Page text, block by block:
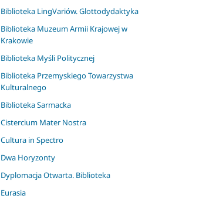
Biblioteka LingVariów. Glottodydaktyka
Biblioteka Muzeum Armii Krajowej w
Krakowie
Biblioteka Myśli Politycznej
Biblioteka Przemyskiego Towarzystwa
Kulturalnego
Biblioteka Sarmacka
Cistercium Mater Nostra
Cultura in Spectro
Dwa Horyzonty
Dyplomacja Otwarta. Biblioteka
Eurasia